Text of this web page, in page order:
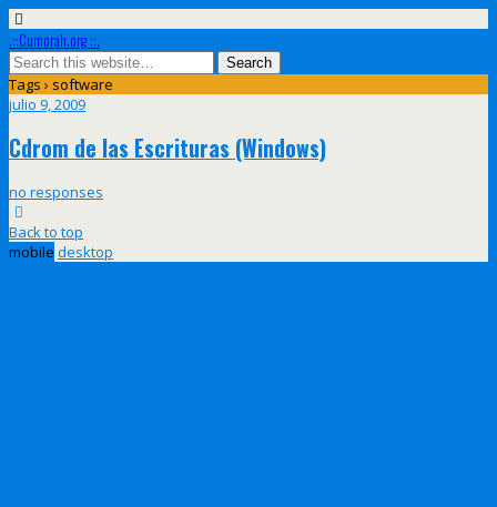
.::Cumorah.org ::.
Tags › software
julio 9, 2009
Cdrom de las Escrituras (Windows)
no responses
Back to top
mobile desktop